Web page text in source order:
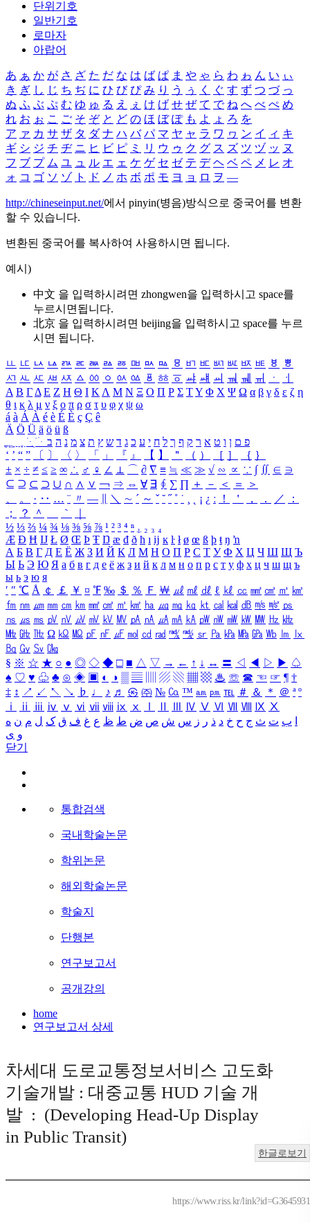
단위기호
일반기호
로마자
아랍어
あ ぁ か が さ ざ た だ な は ば ぱ ま や ゃ ら わ ゎ ん い ぃ
き ぎ し じ ち ぢ に ひ び ぴ み り う ぅ く ぐ す ず つ づ っ
ぬ ふ ぶ ぷ む ゆ ゅ る え ぇ け げ せ ぜ て で ね へ べ ぺ め
れ お ぉ こ ご そ ぞ と ど の ほ ぼ ぽ も よ ょ ろ を
ア ァ カ サ ザ タ ダ ナ ハ バ パ マ ヤ ャ ラ ワ ヮ ン イ ィ キ
ギ シ ジ チ ヂ ニ ヒ ビ ピ ミ リ ウ ゥ ク グ ス ズ ツ ヅ ッ ヌ
フ ブ プ ム ユ ュ ル エ ェ ケ ゲ セ ゼ テ デ ヘ ベ ペ メ レ オ
ォ コ ゴ ソ ゾ ト ド ノ ホ ボ ポ モ ヨ ョ ロ ヲ ―
http://chineseinput.net/에서 pinyin(병음)방식으로 중국어를 변환
할 수 있습니다.
변환된 중국어를 복사하여 사용하시면 됩니다.
예시)
中文 을 입력하시려면 zhongwen을 입력하시고 space를
누르시면됩니다.
北京 을 입력하시려면 beijing을 입력하시고 space를 누르
시면 됩니다.
ㅥ ㅦ ㅧ ㅨ ㅩ ㅪ ㅫ ㅬ ㅭ ㅮ ㅯ ㅰ ㅱ ㅲ ㅳ ㅴ ㅵ ㅶ ㅷ ㅸ
ㅹ
ㅺ ㅻ ㅼ ㅽ ㅾ ㅿ ㆀ ㆁ ㆂ ㆃ ㆄ ㆅ ㆆ ㆇ ㆈ ㆉ ㆊ ㆋ ㆌ ㆍ
ㆎ
Α Β ΓΔ Ε Ζ Η Θ Ι ΚΛ Μ Ν Ξ Ο Π Ρ Σ ΤΥ Φ Χ Ψ Ω α β γ δ ε ζ η
θ ι κ λ μ ν ξ ο π ρ σ τ υ φ χ ψ ω
á à Á À é è É È ç Ç ê
Ä Ö Ü ä ö ü ß
ִֶֹ ֻּ ׁׂ פ ם ן ו ט א ר ק ף ך ל ח י ע כ ג ד ש ץ ת צ מ נ ה ב
‘ ’ “ ” 〔 〕 〈 〉 「 」 『 』 【 】 ＂ （ ） ［ ］ ｛ ｝
± × ÷ ≠ ≤ ≥ ∞ ∴ ♂ ♀ ∠ ⊥ ⌒ ∂ ∇ ≡ ≒ ≪ ≫ √ ∽ ∝ ∵ ∫ ∬ ∈ ∋
⊆ ⊇ ⊂ ⊃ ∪ ∩ ∧ ∨ ￢ ⇒ ⇔ ∀ ∃ ∮ ∑ ∏ ＋ － ＜ ＝
＞
、
。 · ‥ … ¨ 〃 ― ＼ ∼ ´ ～ ˇ ˘ ˝ ˚ ˙ ¸ ¡ ¿ ː ！ ＇ ， ． ／
：
；
？ ＾ ｀
½ ⅓ ⅔ ¼ ¾ ⅛ ⅜ ⅝ ⅞ ¹ ² ³ ⁴ ⁿ ₁ ₂ ₃ ₄
Æ Ð Ħ Ĳ Ł Ø Œ Þ Ŧ Ŋ æ đ ð ħ ı ĳ ĸ ŀ ł ø œ ß þ ŧ ŋ ŉ
А Б В Г Д Е Ё Ж З И Й К Л М Н О П Р С Т У Ф Х Ц Ч Ш Щ Ъ
Ы Ь Э Ю Я а б в г д е ё ж з и й к л м н о п р с т у ф х ц ч ш щ ъ
ы ь э ю я
′ ″ ℃ Å ￠ ￡ ￥ ¤ ℉ ‰ ＄ ％ Ｆ ￦ ㎕ ㎖ ㎗ ℓ ㎘ ㏄ ㎣ ㎤ ㎥ ㎦
㎙ ㎚ ㎛ ㎜ ㎝ ㎞ ㎟ ㎠ ㎡ ㎢ ㏊ ㎍ ㎎ ㎏ ㏏ ㎈ ㎉ ㏈ ㎧ ㎨ ㎰
㎱ ㎲ ㎳ ㎴ ㎵ ㎶ ㎷ ㎸ ㎹ ㎀ ㎁ ㎂ ㎃ ㎄ ㎺ ㎻ ㎽ ㎾ ㎿ ㎐ ㎑
㎒ ㎓ ㎔ Ω ㏀ ㏁ ㎊ ㎋ ㎌ ㏖ ㏅ ㎭ ㎮ ㎯ ㏛ ㎩ ㎪ ㎫ ㎬ ㏝ ㏐
㏓
㏃ ㏉ ㏜ ㏆
§ ※ ☆ ★ ○ ● ◎ ◇ ◆ □ ■ △ ▽ → ← ↑ ↓ ↔ 〓 ◁ ◀ ▷ ▶ ♤
♠ ♡ ♥ ♧ ♣ ⊙ ◈ ▣ ◐ ◑ ▒ ▤ ▨ ▧ ▦ ▩ ♨ ☏ ☎ ☜ ☞ ¶ †
‡ ↕ ↗ ↙ ↖ ↘ ♭ ♩ ♪ ♬ ㉿ ㈜ № ㏇ ™ ㏂ ㏘ ℡ ＃ ＆ ＊ ＠ ª º
ⅰ
ⅱ ⅲ ⅳ ⅴ ⅵ ⅶ ⅷ ⅸ ⅹ Ⅳ Ⅴ Ⅵ Ⅶ Ⅷ Ⅸ Ⅹ
ب ت ث ج ح خ د ذ ر ز س ش ص ض ط ظ ع غ ف ق ک ل م ن ه
و ی
닫기
통합검색
국내학술논문
학위논문
해외학술논문
학술지
단행본
연구보고서
공개강의
home
연구보고서 상세
차세대 도로교통정보서비스 고도화
기술개발 : 대중교통 HUD 기술 개
발 : (Developing Head-Up Display
in Public Transit)
한글로보기
https://www.riss.kr/link?id=G3645931